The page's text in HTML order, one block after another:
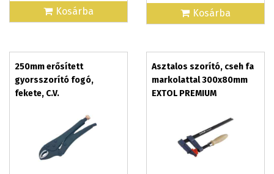
Kosárba Kosárba
250mm erősített
gyorsszorító fogó,
fekete, C.V.
Asztalos szorító, cseh fa
markolattal 300x80mm
EXTOL PREMIUM